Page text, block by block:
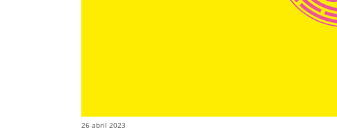
26 abril 2023